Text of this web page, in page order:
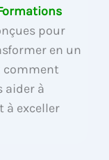
pour
en un
comment
aider à
à exceller